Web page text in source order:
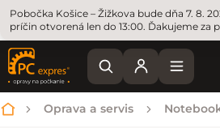
Pobočka Košice – Žižkova bude dňa 7. 8.
príčin otvorená len do 13:00. Ďakujeme za
Domov
Oprava a servis